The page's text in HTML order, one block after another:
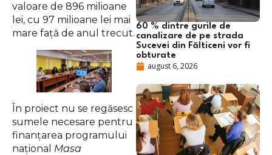
valoare de 896 milioane
lei, cu 97 milioane lei mai
mare față de anul trecut.
În proiect nu se regăsesc
sumele necesare pentru
finanțarea programului
național Masa
60 % dintre gurile de
canalizare de pe strada
Sucevei din Fălticeni vor fi
obturate
august 6, 2026